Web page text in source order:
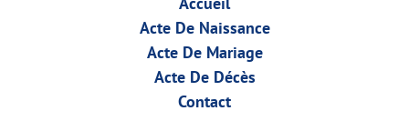
Acte De Naissance
Acte De Mariage
Acte De Décès
Contact